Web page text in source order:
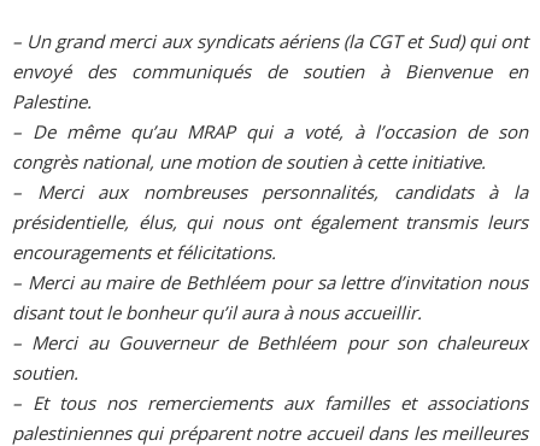
– Un grand merci aux syndicats aériens (la CGT et Sud) qui ont
envoyé des communiqués de soutien à Bienvenue en
Palestine.
– De même qu’au MRAP qui a voté, à l’occasion de son
congrès national, une motion de soutien à cette initiative.
– Merci aux nombreuses personnalités, candidats à la
présidentielle, élus, qui nous ont également transmis leurs
encouragements et félicitations.
– Merci au maire de Bethléem pour sa lettre d’invitation nous
disant tout le bonheur qu’il aura à nous accueillir.
– Merci au Gouverneur de Bethléem pour son chaleureux
soutien.
– Et tous nos remerciements aux familles et associations
palestiniennes qui préparent notre accueil dans les meilleures